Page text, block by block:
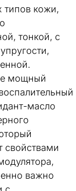
типов кожи,
тонкой, с
мощный
масло
свойствами
важно